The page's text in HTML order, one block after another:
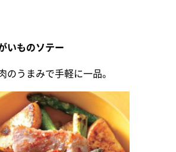
いものソテー
のうまみで手軽に一品。